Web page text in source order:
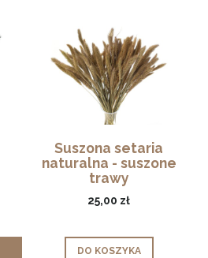
Suszona setaria
naturalna - suszone
trawy
25,00 zł
DO KOSZYKA